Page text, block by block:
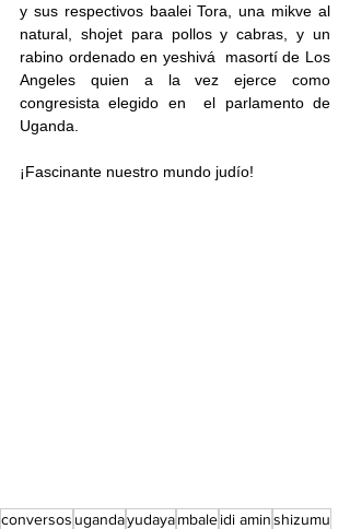
y sus respectivos baalei Tora, una mikve al
natural, shojet para pollos y cabras, y un
rabino ordenado en yeshivá  masortí de Los
Angeles quien a la vez ejerce como
congresista elegido en  el parlamento de
Uganda.
¡Fascinante nuestro mundo judío!
conversos ugandayudayambaleidi aminshizumu